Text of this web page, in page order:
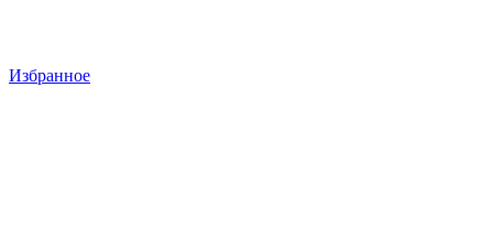
Избранное